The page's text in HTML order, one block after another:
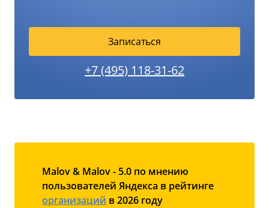
Записаться
+7 (495) 118-31-62
Malov & Malov - 5.0 по мнению
пользователей Яндекса в рейтинге
организаций в 2026 году